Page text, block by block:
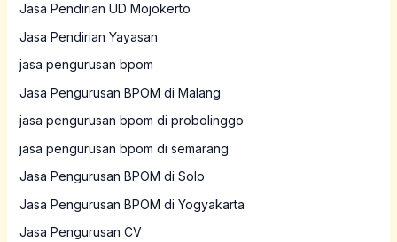
Jasa Pendirian UD Mojokerto
Jasa Pendirian Yayasan
jasa pengurusan bpom
Jasa Pengurusan BPOM di Malang
jasa pengurusan bpom di probolinggo
jasa pengurusan bpom di semarang
Jasa Pengurusan BPOM di Solo
Jasa Pengurusan BPOM di Yogyakarta
Jasa Pengurusan CV